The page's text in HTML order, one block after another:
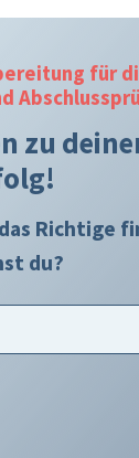
für
zu
Richtige
du?